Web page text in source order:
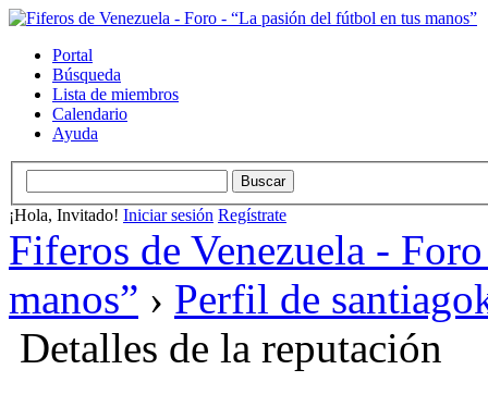
Portal
Búsqueda
Lista de miembros
Calendario
Ayuda
¡Hola, Invitado! Iniciar sesión Regístrate
Fiferos de Venezuela -
manos” › Perfil de
Detalles de la reputación